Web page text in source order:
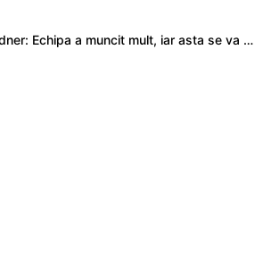
Stejarul Logan Weidner: Echipa a muncit mult, iar asta se va vedea în meciurile de la Nations Cup